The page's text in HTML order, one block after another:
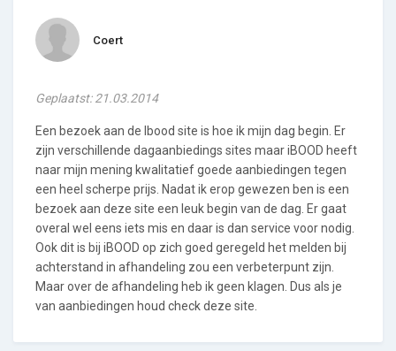
Coert
Geplaatst: 21.03.2014
Een bezoek aan de Ibood site is hoe ik mijn dag begin. Er
zijn verschillende dagaanbiedings sites maar iBOOD heeft
naar mijn mening kwalitatief goede aanbiedingen tegen
een heel scherpe prijs. Nadat ik erop gewezen ben is een
bezoek aan deze site een leuk begin van de dag. Er gaat
overal wel eens iets mis en daar is dan service voor nodig.
Ook dit is bij iBOOD op zich goed geregeld het melden bij
achterstand in afhandeling zou een verbeterpunt zijn.
Maar over de afhandeling heb ik geen klagen. Dus als je
van aanbiedingen houd check deze site.